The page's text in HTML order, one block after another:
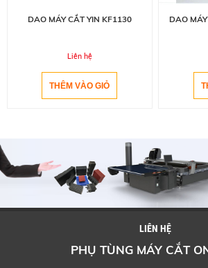
DAO MÁY CẮT YIN KF1130
Liên hệ
DAO
LIÊN HỆ
PHỤ TÙNG MÁY CẮT